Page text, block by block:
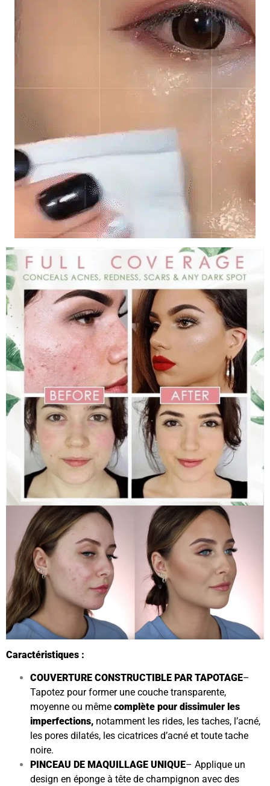
Caractéristiques :
COUVERTURE CONSTRUCTIBLE PAR TAPOTAGE–
Tapotez pour former une couche transparente,
moyenne ou même complète pour dissimuler les
imperfections, notamment les rides, les taches, l’acné,
les pores dilatés, les cicatrices d’acné et toute tache
noire.
PINCEAU DE MAQUILLAGE UNIQUE– Applique un
design en éponge à tête de champignon avec des